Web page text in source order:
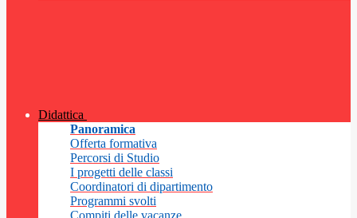
Didattica
Panoramica
Offerta formativa
Percorsi di Studio
I progetti delle classi
Coordinatori di dipartimento
Programmi svolti